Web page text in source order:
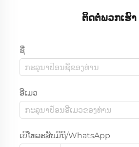
ຕິດຕໍ່ພວກເຮົາ
ຊື່
ອີເມວ
ເບີໂທລະສັບມືຖື/WhatsApp